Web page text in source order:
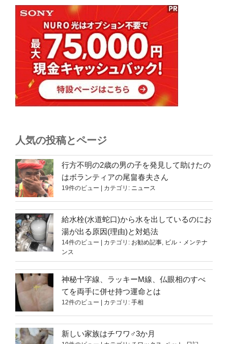
人気の投稿とページ
行方不明の2歳の男の子を発見して助けたの
はボランティアの尾畠春夫さん
19件のビュー カテゴリ: ニュース
給水栓(水道蛇口)から水を出しているのにお
湯が出る原因(理由)と対処法
14件のビュー カテゴリ: お勧め記事, ビル・メンテナ
ンス
神秘十字線、ラッキーM線、仏眼相のすべ
てを両手に併せ持つ運命とは
12件のビュー カテゴリ: 手相
新しい家族はチワワ♂3か月